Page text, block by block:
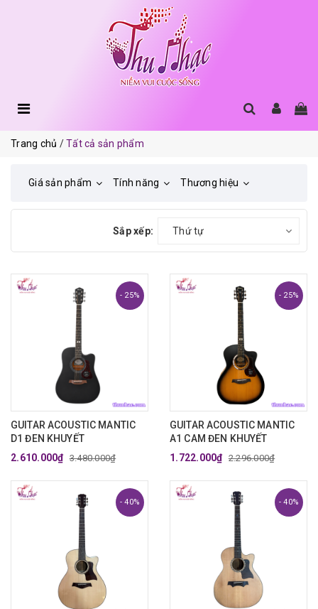
Trang chủ Tất cả sản phẩm
Giá sản phẩm Tính năng Thương hiệu
Sắp xếp: Thứ tự
- 25%
GUITAR ACOUSTIC MANTIC
D1 ĐEN KHUYẾT
2.610.000₫ 3.480.000₫
- 25%
GUITAR ACOUSTIC MANTIC
A1 CAM ĐEN KHUYẾT
1.722.000₫ 2.296.000₫
- 40% - 40%